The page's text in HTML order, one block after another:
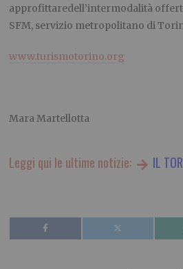
approfittaredell’intermodalità
SFM, servizio metropolitano di
www.turismotorino.org
Mara Martellotta
Leggi qui le ultime notizie: IL